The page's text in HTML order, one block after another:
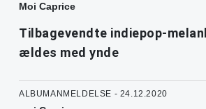
Moi Caprice
Tilbagevendte indiepop-
ældes med ynde
ALBUMANMELDELSE - 24.12.2020